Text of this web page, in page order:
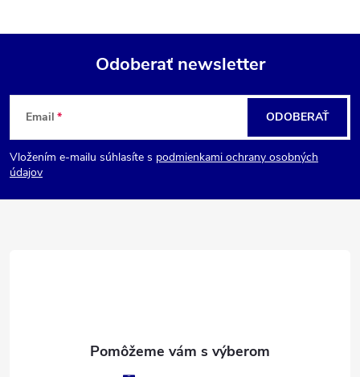
Z
á
p
Odoberať newsletter
Email
Vložením e-mailu súhlasíte s podmienkami ochrany osobných
údajov
ODOBERAŤ